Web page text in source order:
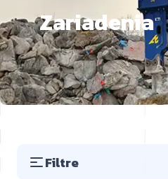
Zariadenia
Filtre